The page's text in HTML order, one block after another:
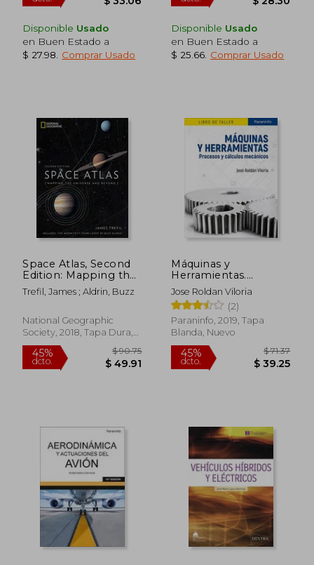
dcto. $ 33.06
Disponible Usado
en Buen Estado a
$ 27.98
Comprar Usado
45%
dcto.
Disponible Usado
en Buen Estado a
$ 25.66 Comprar Usado
Space Atlas, Second
Edition: Mapping the
Universe and Beyond
(en Inglés)
Trefil, James ; Aldrin, Buzz
National Geographic
Society, 2018, Tapa Dura,
Nuevo
Máquinas y
Herramientas.
Procesos y Cálculos
Mecánicos
Jose Roldan Viloria
(2)
Paraninfo, 2019, Tapa
Blanda, Nuevo